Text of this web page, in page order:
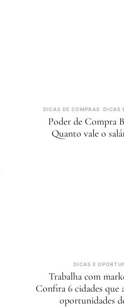
DICAS DE COMPRAS DICAS
Poder de Compra
Quanto vale o
DICAS E
Trabalha com
Confira 6 cidades que
oportunidades